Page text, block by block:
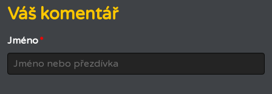
Váš komentář
Jméno*